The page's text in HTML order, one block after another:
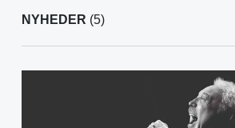
NYHEDER (5)